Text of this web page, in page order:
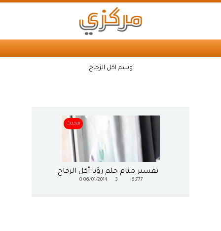
وسم اكل الزجاج
محدث
تفسير منام حلم رؤيا أكل الزجاج
6,777
06/01/2014
0